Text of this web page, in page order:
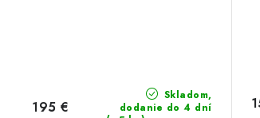
Skladom,
dodanie do 4 dní
195 €